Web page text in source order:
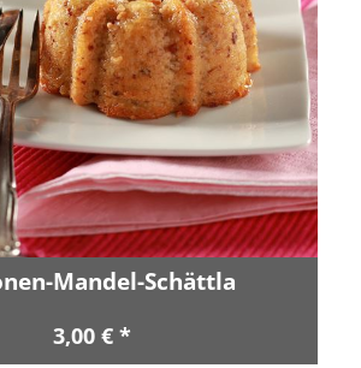
Mandel-Schättla
3,00 € *